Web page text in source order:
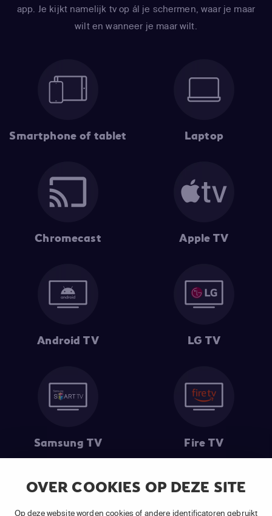
OVER COOKIES OP DEZE SITE
Op deze website worden cookies of andere identificatoren gebruikt
app. Je kijkt namelijk tv op ál je schermen, waar je maar
wilt en wanneer je maar wilt.
Smartphone of tablet Laptop
Chromecast Apple TV
Android TV LG TV
Samsung TV Fire TV
(1) De eerste 30 dagen gratis: Geldig op alle nieuwe abonnementen